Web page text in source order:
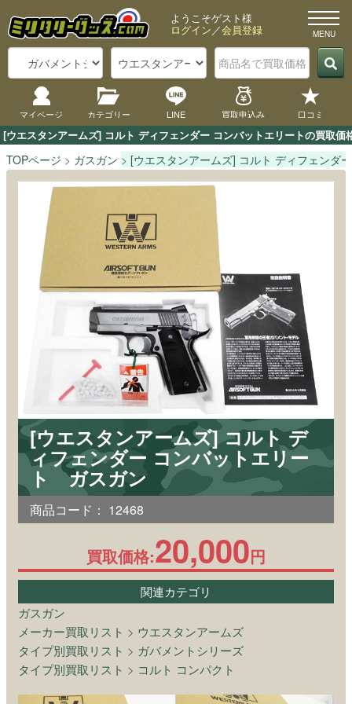
[ウエスタンアームズ] コルト ディフェンダー コンバットエリートの買取
ようこそゲスト様
ログイン／会員登録
マイページ カテゴリー LINE 買取申込み 口コミ
TOPページ ガスガン [ウエスタンアームズ] コルト ディフェンダ
[ウエスタンアームズ] コルト デ
ィフェンダー コンバットエリー
ト ガスガン
商品コード： 12468
買取価格:20,000円
関連カテゴリ
ガスガン
メーカー買取リスト > ウエスタンアームズ
タイプ別買取リスト > ガバメントシリーズ
タイプ別買取リスト > コルト コンパクト